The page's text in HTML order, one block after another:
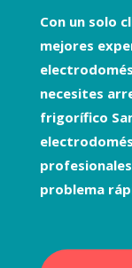
Con un solo
mejores
necesites
frigorífico
problema